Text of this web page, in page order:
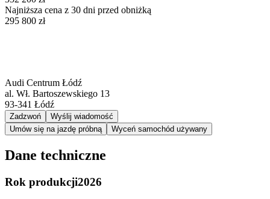
Najniższa cena z 30 dni przed obniżką
295 800 zł
Audi Centrum Łódź
al. Wł. Bartoszewskiego 13
93-341 Łódź
Zadzwoń
Wyślij wiadomość
Umów się na jazdę próbną
Wyceń samochód używany
Dane techniczne
Rok produkcji2026